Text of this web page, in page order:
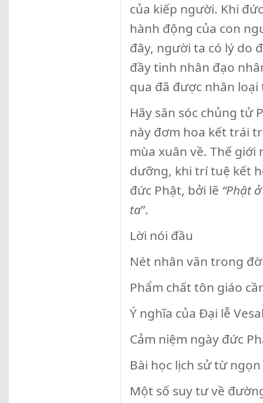
của kiếp người. Khi
hành động của con
đây, người ta có lý do
đầy tinh nhân đạo
qua đã được nhân
Hãy săn sóc chủng tử
này đơm hoa kết trái
mùa xuân về. Thế
dưỡng, khi trí tuệ kết
đức Phật, bởi lẽ “Phật
ta”.
Lời nói đầu
Nét nhân văn trong
Phẩm chất tôn giáo
Ý nghĩa của Đại lễ
Cảm niệm ngày đức
Bài học lịch sử từ
Một số suy tư về